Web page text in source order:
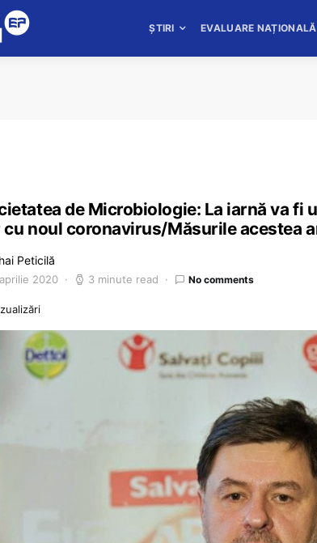
ȘTIRI EVALUARE
de Microbiologie: La iarnă va fi
noul coronavirus/Măsurile acestea
Peticilă
2020 3 minute read No comments